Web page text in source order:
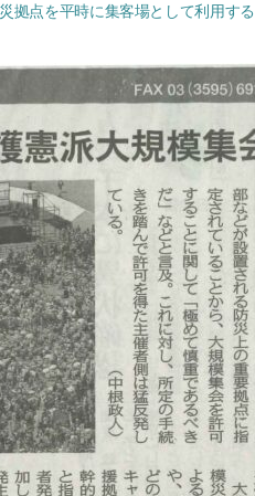
拠点を平時に集客場として利用す